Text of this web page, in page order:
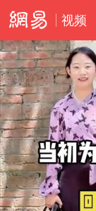
视频
00:00